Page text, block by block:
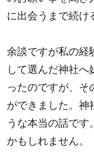
に出会うまで続け
余談ですが私の経
して選んだ神社
ったのですが、そ
ができました。神
うな本当の話です
かもしれません。